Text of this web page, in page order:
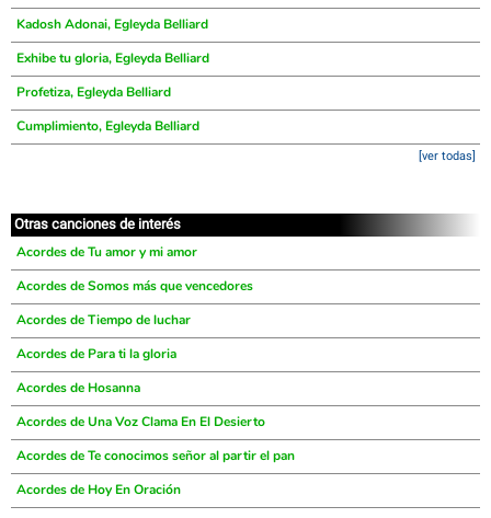
Kadosh Adonai, Egleyda Belliard
Exhibe tu gloria, Egleyda Belliard
Profetiza, Egleyda Belliard
Cumplimiento, Egleyda Belliard
[ver todas]
Otras canciones de interés
Acordes de Tu amor y mi amor
Acordes de Somos más que vencedores
Acordes de Tiempo de luchar
Acordes de Para ti la gloria
Acordes de Hosanna
Acordes de Una Voz Clama En El Desierto
Acordes de Te conocimos señor al partir el pan
Acordes de Hoy En Oración